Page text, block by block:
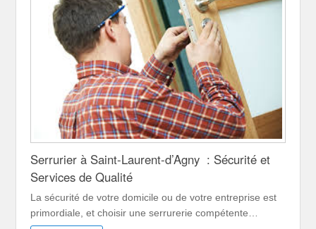
Serrurier à Saint-Laurent-d’Agny : Sécurité et
Services de Qualité
La sécurité de votre domicile ou de votre entreprise est
primordiale, et choisir une serrurerie compétente…